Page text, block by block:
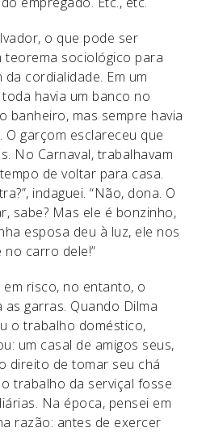
o que pode ser
teorema sociológico para
cordialidade. Em um
havia um banco no
banheiro, mas sempre havia
O garçom esclareceu que
No Carnaval, trabalhavam
de voltar para casa.
indaguei. “Não, dona. O
sabe? Mas ele é bonzinho,
esposa deu à luz, ele nos
carro dele!”
risco, no entanto, o
garras. Quando Dilma
o trabalho doméstico,
um casal de amigos seus,
direito de tomar seu chá
trabalho da serviçal fosse
Na época, pensei em
razão: antes de exercer